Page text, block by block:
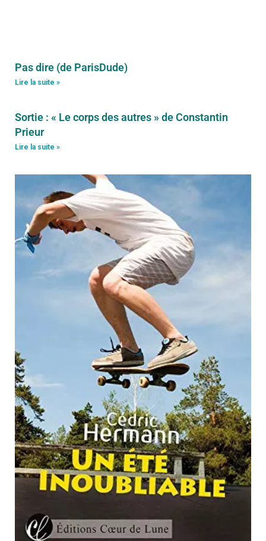
Pas dire (de ParisDude)
Lire la suite »
Sortie : « Le corps des autres » de Constantin
Prieur
Lire la suite »